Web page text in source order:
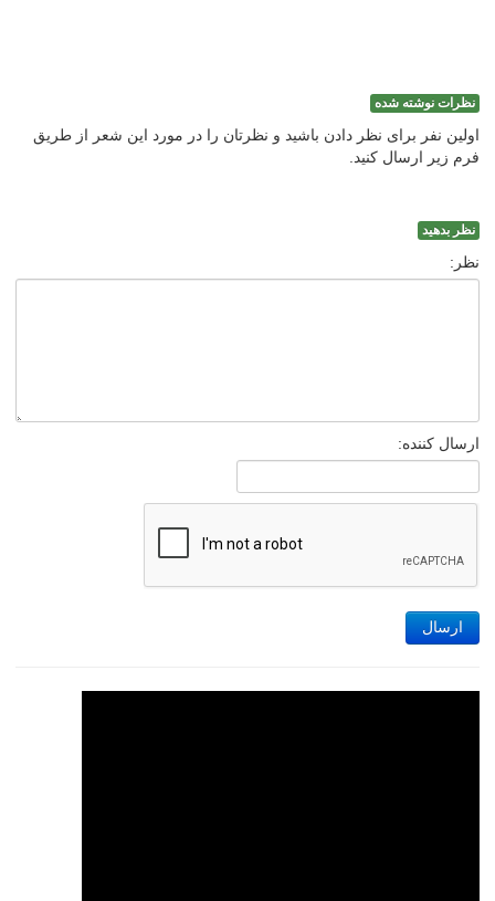
نظرات نوشته شده
اولین نفر برای نظر دادن باشید و نظرتان را در مورد این شعر از طریق
فرم زیر ارسال کنید.
نظر بدهید
نظر:
ارسال کننده:
ارسال